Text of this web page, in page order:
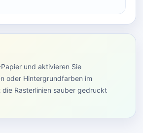
und aktivieren Sie
oder Hintergrundfarben im
Rasterlinien sauber gedruckt